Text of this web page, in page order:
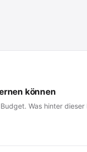
können
Was hinter